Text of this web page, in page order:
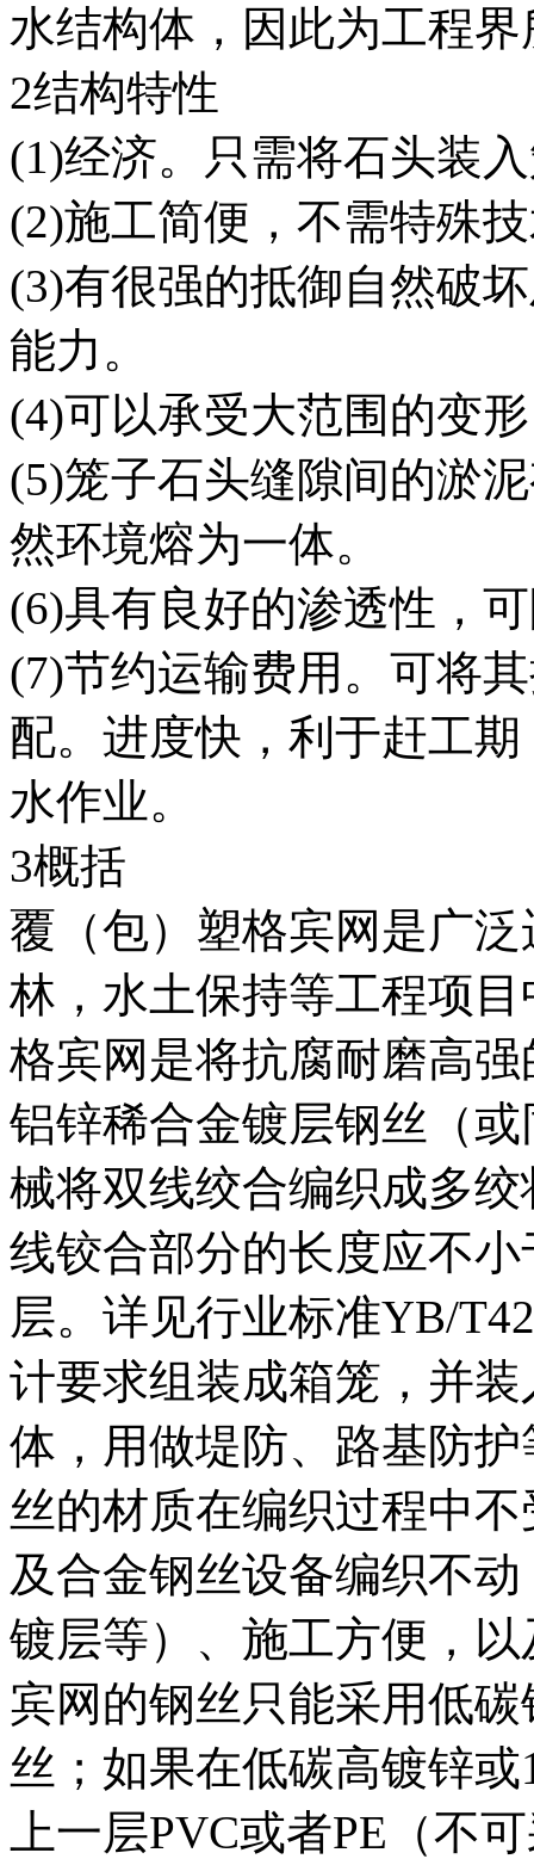
水结构体，因此为工程
2结构特性
(1)经济。只需将石头装
(2)施工简便，不需特殊
(3)有很强的抵御自然破
能力。
(4)可以承受大范围的变
(5)笼子石头缝隙间的淤
然环境熔为一体。
(6)具有良好的渗透性，
(7)节约运输费用。可将
配。进度快，利于赶工
水作业。
3概括
覆（包）塑格宾网是广
林，水土保持等工程项
格宾网是将抗腐耐磨高
铝锌稀合金镀层钢丝（
械将双线绞合编织成多
线铰合部分的长度应不
层。详见行业标准YB/
计要求组装成箱笼，并
体，用做堤防、路基防
丝的材质在编织过程中
及合金钢丝设备编织不
镀层等）、施工方便，
宾网的钢丝只能采用低
丝；如果在低碳高镀锌
上一层PVC或者PE（不